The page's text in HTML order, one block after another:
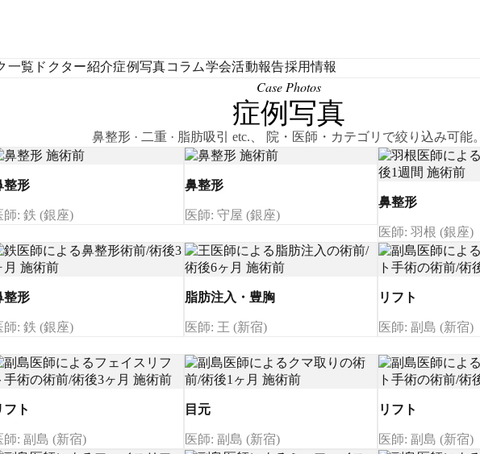
一覧 ドクター紹介症例写真コラム学会活動報告採用情報
Case Photos
症例写真
鼻整形 · 二重 · 脂肪吸引 etc.、 院・医師・カテゴリで絞り込み可能。
整形
師: 鉄 (銀座)
鼻整形
医師: 守屋 (銀座)
鼻整形
医師: 羽根 (銀座)
整形
師: 鉄 (銀座)
脂肪注入・豊胸
医師: 王 (新宿)
リフト
医師: 副島 (新宿)
フト
師: 副島 (新宿)
目元
医師: 副島 (新宿)
リフト
医師: 副島 (新宿)